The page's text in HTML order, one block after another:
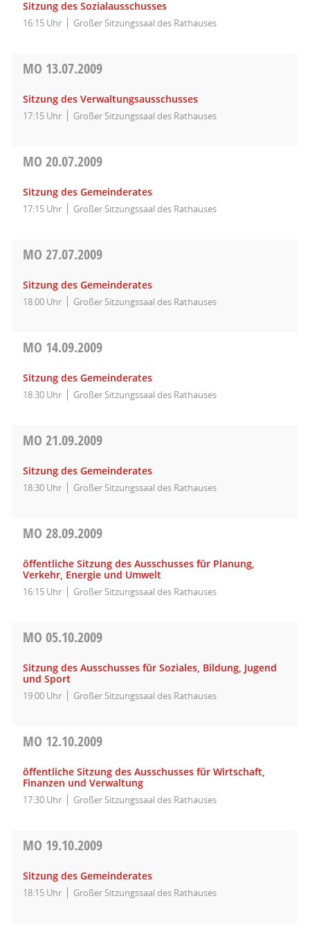
Sitzung des Sozialausschusses
16:15 Uhr Großer Sitzungssaal des Rathauses
MO 13.07.2009
Sitzung des Verwaltungsausschusses
17:15 Uhr Großer Sitzungssaal des Rathauses
MO 20.07.2009
Sitzung des Gemeinderates
17:15 Uhr Großer Sitzungssaal des Rathauses
MO 27.07.2009
Sitzung des Gemeinderates
18:00 Uhr Großer Sitzungssaal des Rathauses
MO 14.09.2009
Sitzung des Gemeinderates
18:30 Uhr Großer Sitzungssaal des Rathauses
MO 21.09.2009
Sitzung des Gemeinderates
18:30 Uhr Großer Sitzungssaal des Rathauses
MO 28.09.2009
öffentliche Sitzung des Ausschusses für Planung,
Verkehr, Energie und Umwelt
16:15 Uhr Großer Sitzungssaal des Rathauses
MO 05.10.2009
Sitzung des Ausschusses für Soziales, Bildung, Jugend
und Sport
19:00 Uhr Großer Sitzungssaal des Rathauses
MO 12.10.2009
öffentliche Sitzung des Ausschusses für Wirtschaft,
Finanzen und Verwaltung
17:30 Uhr Großer Sitzungssaal des Rathauses
MO 19.10.2009
Sitzung des Gemeinderates
18:15 Uhr Großer Sitzungssaal des Rathauses